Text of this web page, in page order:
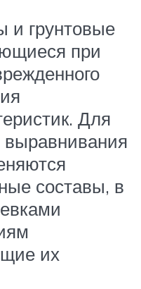
и грунтовые
при
Для
выравнивания
составы, в
их